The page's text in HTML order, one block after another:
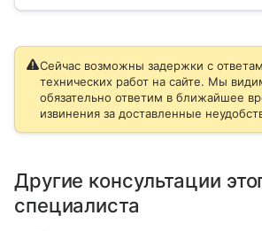
Сейчас возможны задержки с
технических работ на сайте. Мы
обязательно ответим в ближайшее
извинения за доставленные
Другие консультации
специалиста